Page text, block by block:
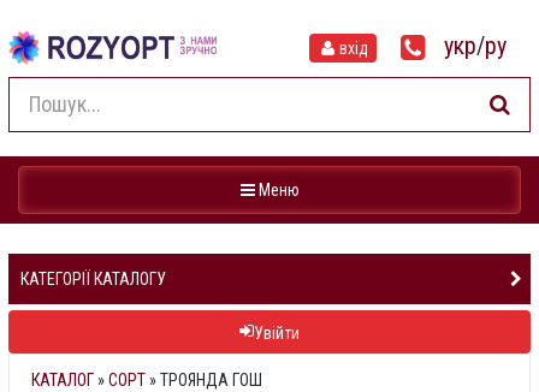
вхід укр/ру
Навігація
Меню
КАТЕГОРІЇ КАТАЛОГУ
Увійти
КАТАЛОГ »СОРТ » ТРОЯНДА ГОШ